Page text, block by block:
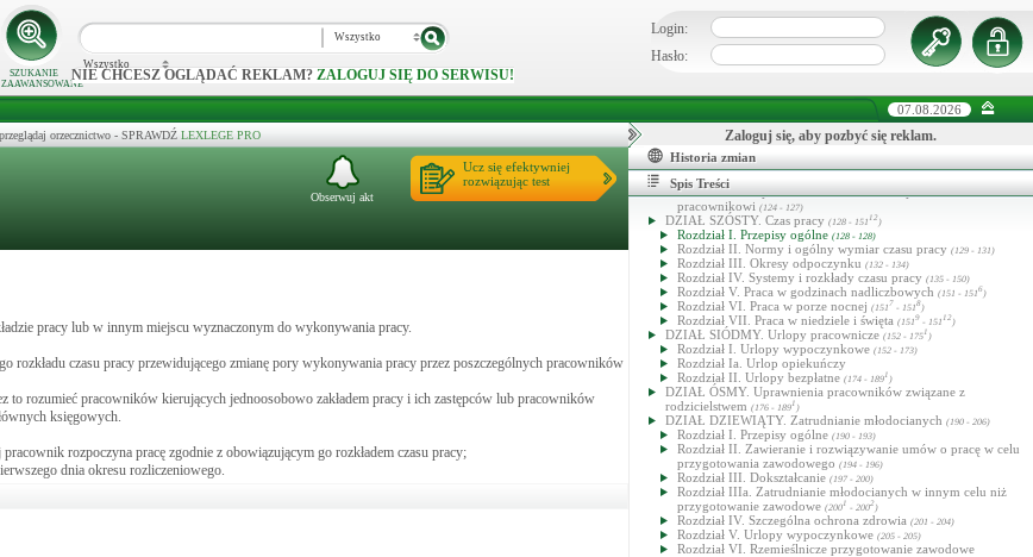
SZUKANIE
ZAAWANSOWANE
Wszystko
Wszystko
NIE CHCESZ OGLĄDAĆ REKLAM? ZALOGUJ SIĘ DO SERWISU!
Login:
Hasło:
07.08.2026
orzecznictwo - SPRAWDŹ LEXLEGE PRO
Ucz się efektywniej
rozwiązując test
Obserwuj akt
pracy lub w innym miejscu wyznaczonym do wykonywania pracy.
rozkładu czasu pracy przewidującego zmianę pory wykonywania pracy przez poszczególnych pracowników
to rozumieć pracowników kierujących jednoosobowo zakładem pracy i ich zastępców lub pracowników
księgowych.
rozpoczyna pracę zgodnie z obowiązującym go rozkładem czasu pracy;
dnia okresu rozliczeniowego.
Zaloguj się, aby pozbyć się reklam.
Historia zmian
Spis Treści
Rozdział I. Obowiązki pracodawcy (94 - 99)
Rozdział II. Obowiązki pracownika(100 - 101)
Rozdział IIa. Zakaz konkurencji 1- 101
Rozdział III. Kwalifikacje zawodowe pracowników (102 - 103 )
(105 - 107)
Rozdział VI. Odpowiedzialność porządkowa pracowników
(108 - 113 )
DZIAŁ PIĄTY. Odpowiedzialność materialna pracowników
(114 - 127)
Rozdział I. Odpowiedzialność pracownika za szkodę
wyrządzoną pracodawcy
Rozdział II. Odpowiedzialność za mienie powierzone
pracownikowi (124 - 127)
DZIAŁ SZÓSTY. Czas pracy (128 - 151 12)
Rozdział I. Przepisy ogólne (128 - 128)
Rozdział II. Normy i ogólny wymiar czasu pracy (129 - 131)
Rozdział III. Okresy odpoczynku (132 - 134)
Rozdział IV. Systemy i rozkłady czasu pracy (135 - 150)
Rozdział V. Praca w godzinach nadliczbowych (151 - 1516 )
Rozdział VI. Praca w porze nocnej (151 7 - 1518)
Rozdział VII. Praca w niedziele i święta (1519 - 151 12)
DZIAŁ SIÓDMY. Urlopy pracownicze (152 - 1751 )
Rozdział I. Urlopy wypoczynkowe (152 - 173)
Rozdział Ia. Urlop opiekuńczy
Rozdział II. Urlopy bezpłatne (174 - 1891 )
DZIAŁ ÓSMY. Uprawnienia pracowników związane z
rodzicielstwem (176 - 1891 )
DZIAŁ DZIEWIĄTY. Zatrudnianie młodocianych (190 - 206)
Rozdział I. Przepisy ogólne (190 - 193)
Rozdział II. Zawieranie i rozwiązywanie umów o pracę w celu
przygotowania zawodowego (194 - 196)
Rozdział III. Dokształcanie (197 - 200)
Rozdział IIIa. Zatrudnianie młodocianych w innym celu niż
przygotowanie zawodowe (2001 - 2002)
Rozdział IV. Szczególna ochrona zdrowia (201 - 204)
Rozdział V. Urlopy wypoczynkowe (205 - 205)
Rozdział VI. Rzemieślnicze przygotowanie zawodowe